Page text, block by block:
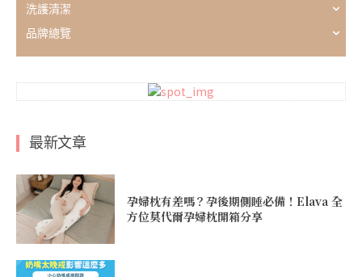
洗護清潔
品牌總覽
最新文章
孕婦枕有差嗎？孕後期側睡必備！Elava 全
方位莫代爾孕婦枕開箱分享